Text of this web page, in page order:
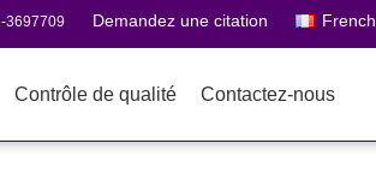
3697709 Demandez une citation French
Contrôle de qualité Contactez-nous